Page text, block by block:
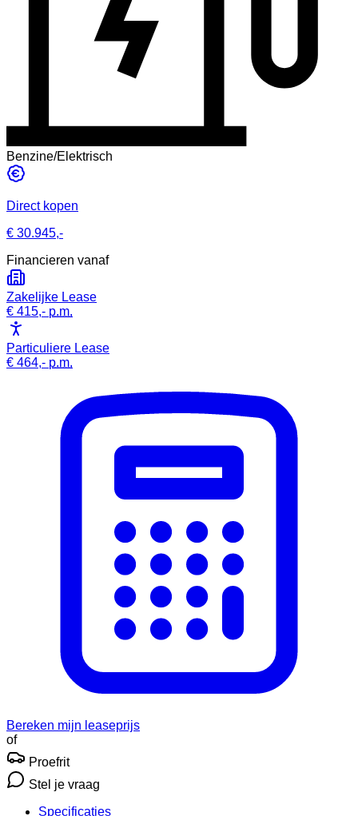
Benzine/Elektrisch
Direct kopen
€ 30.945,-
Financieren vanaf
Zakelijke Lease
€ 415,- p.m.
Particuliere Lease
€ 464,- p.m.
Bereken mijn leaseprijs
of
Proefrit
Stel je vraag
Specificaties